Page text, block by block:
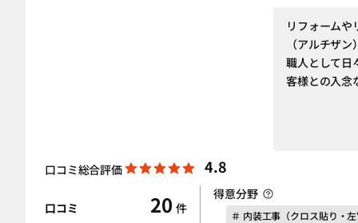
リフォーム
（アルチザ
職人として日
客様との入念
口コミ総合評価 4.8
口コミ 20 件
得意分野
＃ 内装工事（クロス貼り・